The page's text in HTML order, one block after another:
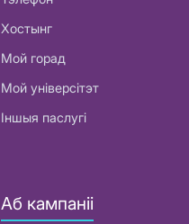
Хостынг
Мой горад
Мой універсітэт
Іншыя паслугі
Аб кампаніі